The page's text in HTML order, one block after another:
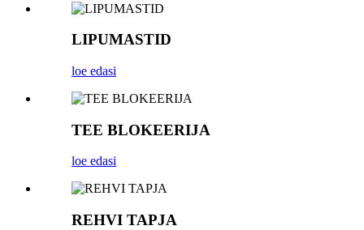
LIPUMASTID
loe edasi
TEE BLOKEERIJA
loe edasi
REHVI TAPJA